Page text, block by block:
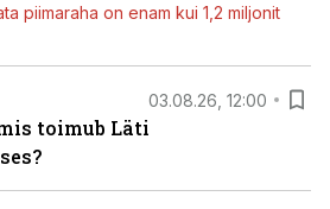
piimaraha on enam kui 1,2 miljonit
03.08.26, 12:00
toimub Läti